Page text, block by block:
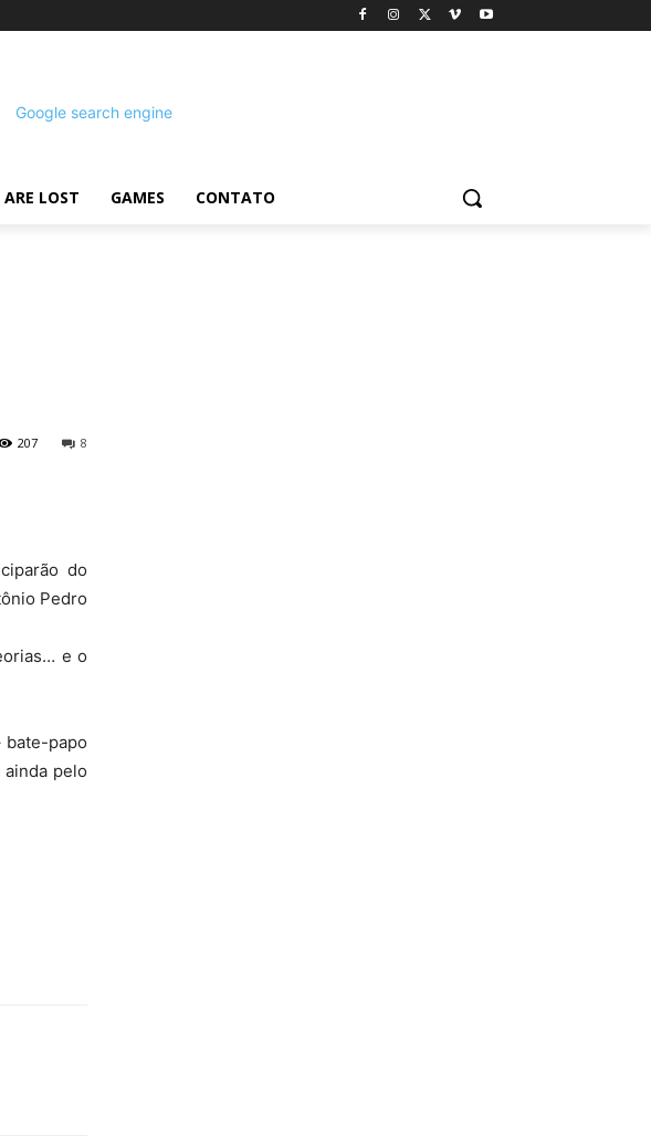
LOST GAMES CONTATO
8
207
do
Pedro
e o
bate-papo
pelo